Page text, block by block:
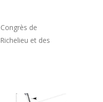
de
et des